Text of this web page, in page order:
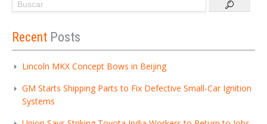
Recent Posts
Lincoln MKX Concept Bows in Beijing
GM Starts Shipping Parts to Fix Defective Small-Car Ignition
Systems